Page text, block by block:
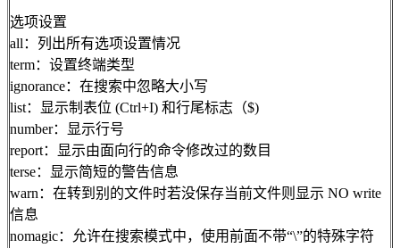
选项设置
all：列出所有选项设置情况
term：设置终端类型
ignorance：在搜索中忽略大小写
list：显示制表位 (Ctrl+I) 和行尾标志（$)
number：显示行号
report：显示由面向行的命令修改过的数目
terse：显示简短的警告信息
warn：在转到别的文件时若没保存当前文件则显示 NO write
信息
nomagic：允许在搜索模式中，使用前面不带“\”的特殊字符